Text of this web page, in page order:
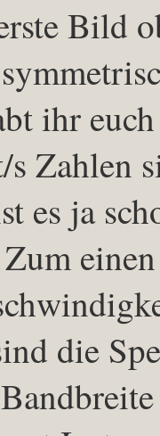
Bild
ihr
Zahlen
es ja
die